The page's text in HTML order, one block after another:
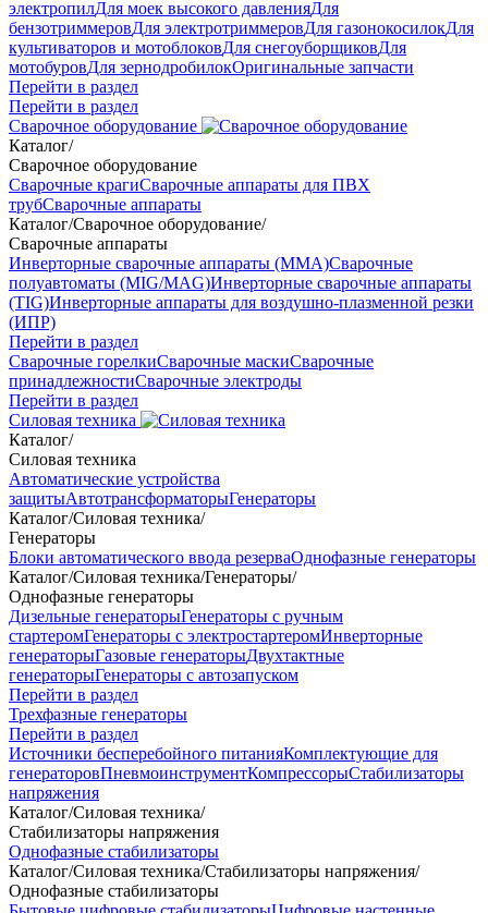
электропилДля моек высокого давленияДля
бензотриммеровДля электротриммеровДля газонокосилокДля
культиваторов и мотоблоковДля снегоуборщиковДля
мотобуровДля зернодробилокОригинальные запчасти
Перейти в раздел
Перейти в раздел
Сварочное оборудование
Каталог/
Сварочное оборудование
Сварочные крагиСварочные аппараты для ПВХ
трубСварочные аппараты
Каталог/Сварочное оборудование/
Сварочные аппараты
Инверторные сварочные аппараты (ММА)Сварочные
полуавтоматы (MIG/MAG)Инверторные сварочные аппараты
(TIG)Инверторные аппараты для воздушно-плазменной резки
(ИПР)
Перейти в раздел
Сварочные горелкиСварочные маскиСварочные
принадлежностиСварочные электроды
Перейти в раздел
Силовая техника
Каталог/
Силовая техника
Автоматические устройства
защитыАвтотрансформаторыГенераторы
Каталог/Силовая техника/
Генераторы
Блоки автоматического ввода резерваОднофазные генераторы
Каталог/Силовая техника/Генераторы/
Однофазные генераторы
Дизельные генераторыГенераторы с ручным
стартеромГенераторы с электростартеромИнверторные
генераторыГазовые генераторыДвухтактные
генераторыГенераторы с автозапуском
Перейти в раздел
Трехфазные генераторы
Перейти в раздел
Источники бесперебойного питанияКомплектующие для
генераторовПневмоинструментКомпрессорыСтабилизаторы
напряжения
Каталог/Силовая техника/
Стабилизаторы напряжения
Однофазные стабилизаторы
Каталог/Силовая техника/Стабилизаторы напряжения/
Однофазные стабилизаторы